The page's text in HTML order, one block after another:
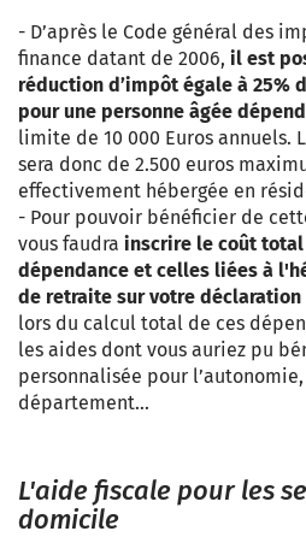
- D’après le Code général des
finance datant de 2006, il est
réduction d’impôt égale à 25%
pour une personne âgée
limite de 10 000 Euros annuels.
sera donc de 2.500 euros
effectivement hébergée en
- Pour pouvoir bénéficier de
vous faudra inscrire le coût
dépendance et celles liées à
de retraite sur votre déclaration
lors du calcul total de ces
les aides dont vous auriez pu
personnalisée pour
département...
L'aide fiscale pour les
domicile